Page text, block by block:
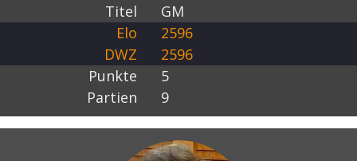
Titel
GM
Elo
2596
DWZ
2596
Punkte
5
Partien
9